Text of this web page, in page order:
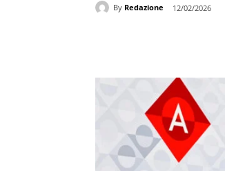
By Redazione 12/02/2026